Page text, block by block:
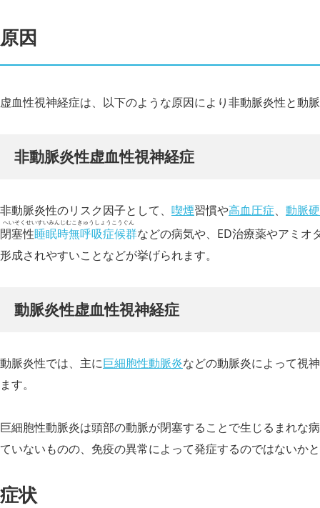
原因
虚血性視神経症は、以下のような原因により非動脈炎性と動
非動脈炎性虚血性視神経症
非動脈炎性のリスク因子として、 喫煙習慣や高血圧症、 動脈
閉塞性睡眠時無呼吸症候群
へいそくせいすいみんじむこきゅうしょうこうぐん
などの病気や、ED治療薬やアミオ
形成されやすいことなどが挙げられます。
動脈炎性虚血性視神経症
動脈炎性では、主に巨細胞性動脈炎などの動脈炎によって視
ます。
巨細胞性動脈炎は頭部の動脈が閉塞することで生じるまれな
ていないものの、免疫の異常によって発症するのではないか
症状